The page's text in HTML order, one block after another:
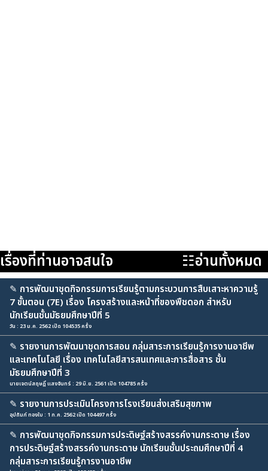
เรื่องที่ท่านอาจสนใจ ☷อ่านทั้งหมด
✎ การพัฒนาชุดกิจกรรมการเรียนรู้ตามกระบวนการสืบเสาะหาความรู้
7 ขั้นตอน (7E) เรื่อง โครงสร้างและหน้าที่ของพืชดอก สำหรับ
นักเรียนชั้นมัธยมศึกษาปีที่ 5
วัน : 23 ม.ค. 2562 เปิด 104535 ครั้ง
✎ รายงานการพัฒนาชุดการสอน กลุ่มสาระการเรียนรู้การงานอาชีพ
และเทคโนโลยี เรื่อง เทคโนโลยีสารสนเทศและการสื่อสาร ชั้น
มัธยมศึกษาปีที่ 3
นายเจตน์สฤษฎิ์ แสงจันทร์ : 29 มิ.ย. 2561 เปิด 104785 ครั้ง
✎ รายงานการประเมินโครงการโรงเรียนส่งเสริมสุขภาพ
อุปถัมภ์ ทองใบ : 1 ก.ค. 2562 เปิด 104497 ครั้ง
✎ การพัฒนาชุดกิจกรรมการประดิษฐ์สร้างสรรค์งานกระดาษ เรื่อง
การประดิษฐ์สร้างสรรค์งานกระดาษ นักเรียนชั้นประถมศึกษาปีที่ 4
กลุ่มสาระการเรียนรู้การงานอาชีพ